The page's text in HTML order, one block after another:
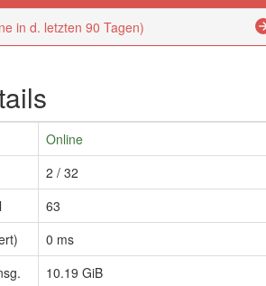
in d. letzten 90 Tagen)
Online
2 / 32
63
0 ms
10.19 GiB